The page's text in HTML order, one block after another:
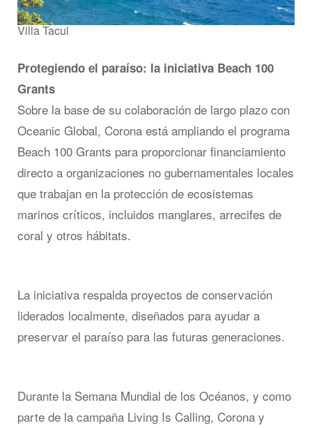
Villa Tacul
Protegiendo el paraíso: la iniciativa Beach 100
Grants
Sobre la base de su colaboración de largo plazo con
Oceanic Global, Corona está ampliando el programa
Beach 100 Grants para proporcionar financiamiento
directo a organizaciones no gubernamentales locales
que trabajan en la protección de ecosistemas
marinos críticos, incluidos manglares, arrecifes de
coral y otros hábitats.
La iniciativa respalda proyectos de conservación
liderados localmente, diseñados para ayudar a
preservar el paraíso para las futuras generaciones.
Durante la Semana Mundial de los Océanos, y como
parte de la campaña Living Is Calling, Corona y